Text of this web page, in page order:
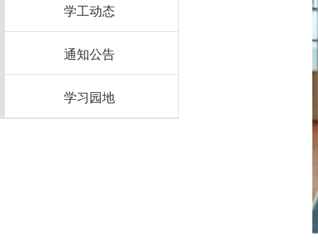
学工动态
通知公告
学习园地